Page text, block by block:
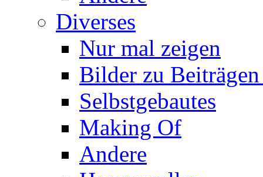
Diverses
Nur mal zeigen
Bilder zu
Selbstgebautes
Making Of
Andere